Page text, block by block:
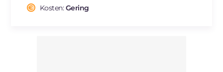
Cholesterin
Kosten:Gering